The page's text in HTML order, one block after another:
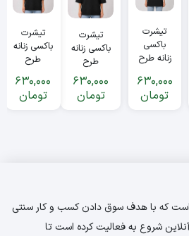
تیشرت
باکسی
زنانه طرح
عمده
630,000
تومان
تیشرت
باکسی زنانه
طرح
unmatched
عمده
630,000
تومان
تیشرت
باکسی زنانه
طرح
imposible
عمده
630,000
تومان
است که با هدف سوق دادن کسب و کار سنتی
شروع به فعالیت کرده است تا